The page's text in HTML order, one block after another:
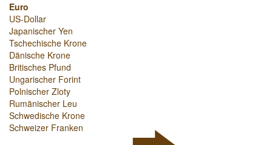
Euro
US-Dollar
Japanischer Yen
Tschechische Krone
Dänische Krone
Britisches Pfund
Ungarischer Forint
Polnischer Zloty
Rumänischer Leu
Schwedische Krone
Schweizer Franken